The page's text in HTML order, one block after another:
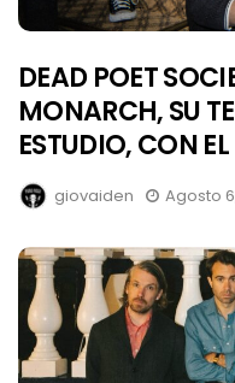
DEAD POET
MONARCH, SU
ESTUDIO, CON
giovaiden Agosto